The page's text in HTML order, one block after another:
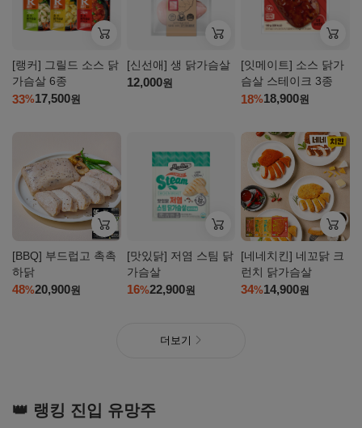
[랭커] 그릴드 소스 닭
가슴살 6종
33%17,500원
[신선애] 생 닭가슴살
12,000원
[잇메이트] 소스 닭가
슴살 스테이크 3종
18%18,900원
[BBQ] 부드럽고 촉촉
하닭
48%20,900원
[맛있닭] 저염 스팀 닭
가슴살
16%22,900원
[네네치킨] 네꼬닭 크
런치 닭가슴살
34%14,900원
자세히
보기
더보기
👑 랭킹 진입 유망주